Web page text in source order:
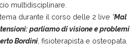
multidisciplinare.
durante il corso delle 2 live “Mal
parliamo di visione e problemi
Bordini , fisioterapista e osteopata.